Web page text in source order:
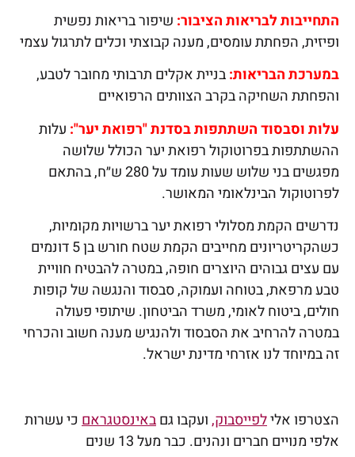
התחייבות לבריאות הציבור: שיפור בריאות נפשית
ופיזית, הפחתת עומסים, מענה קבוצתי וכלים לתרגול עצמי
במערכת הבריאות:בניית אקלים תרבותי מחובר לטבע,
והפחתת השחיקה בקרב הצוותים הרפואיים
עלות וסבסוד השתתפות בסדנת "רפואת יער": עלות
ההשתתפות בפרוטוקול רפואת יער הכולל שלושה
מפגשים בני שלוש שעות עומד על 280 ש״ח, בהתאם
לפרוטוקול הבינלאומי המאושר.
נדרשים הקמת מסלולי רפואת יער ברשויות מקומיות,
כשהקריטריונים מחייבים הקמת שטח חורש בן 5 דונמים
עם עצים גבוהים היוצרים חופה, במטרה להבטיח חוויית
טבע מרפאת, בטוחה ועמוקה, סבסוד והנגשה של קופות
חולים, ביטוח לאומי, משרד הביטחון. שיתופי פעולה
במטרה להרחיב את הסבסוד ולהנגיש מענה חשוב והכרחי
זה במיוחד לנו אזרחי מדינת ישראל.
הצטרפו אלילפייסבוק,ועקבו גםבאינסטגראם כי עשרות
אלפי מנויים חברים ונהנים. כבר מעל 13 שנים